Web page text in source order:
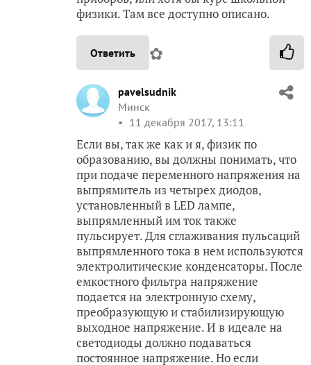
физики. Там все доступно описано.
Ответить ✿
pavelsudnik
Минск
11 декабря 2017, 13:11
Если вы, так же как и я, физик по
образованию, вы должны понимать, что
при подаче переменного напряжения на
выпрямитель из четырех диодов,
установленный в LED лампе,
выпрямленный им ток также
пульсирует. Для сглаживания пульсаций
выпрямленного тока в нем используются
электролитические конденсаторы. После
емкостного фильтра напряжение
подается на электронную схему,
преобразующую и стабилизирующую
выходное напряжение. И в идеале на
светодиоды должно подаваться
постоянное напряжение. Но если